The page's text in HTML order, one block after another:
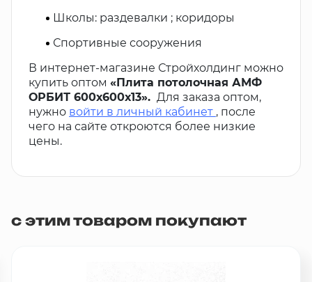
Школы: раздевалки ; коридоры
Спортивные сооружения
В интернет-магазине Стройхолдинг можно
купить оптом «Плита потолочная АМФ
ОРБИТ 600х600х13». Для заказа оптом,
нужно войти в личный кабинет , после
чего на сайте откроются более низкие
цены.
с этим товаром покупают